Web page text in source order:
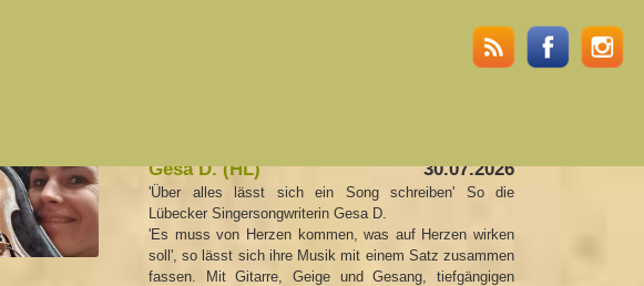
Gesa D. (HL) 30.07.2026
'Über alles lässt sich ein Song schreiben' So die
Lübecker Singersongwriterin Gesa D.
'Es muss von Herzen kommen, was auf Herzen wirken
soll', so lässt sich ihre Musik mit einem Satz zusammen
fassen. Mit Gitarre, Geige und Gesang, tiefgängigen